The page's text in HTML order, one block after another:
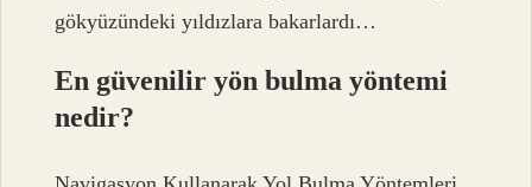
gökyüzündeki yıldızlara bakarlardı…
En güvenilir yön bulma yöntemi
nedir?